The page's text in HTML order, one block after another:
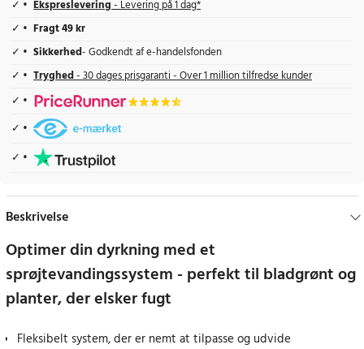
Ekspreslevering- Levering på 1 dag*
Fragt 49 kr
Sikkerhed- Godkendt af e-handelsfonden
Tryghed- 30 dages prisgaranti - Over 1 million tilfredse kunder
Beskrivelse
Optimer din dyrkning med et
sprøjtevandingssystem - perfekt til bladgrønt og
planter, der elsker fugt
Fleksibelt system, der er nemt at tilpasse og udvide